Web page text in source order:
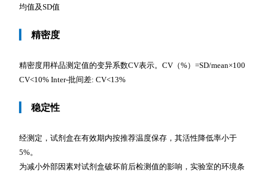
均值及SD值
精密度
精密度用样品测定值的变异系数CV表示。CV（%）=SD/mean×100
CV<10% Inter-批间差: CV<13%
稳定性
经测定，试剂盒在有效期内按推荐温度保存，其活性降低率小于
5%。
为减小外部因素对试剂盒破坏前后检测值的影响，实验室的环境条